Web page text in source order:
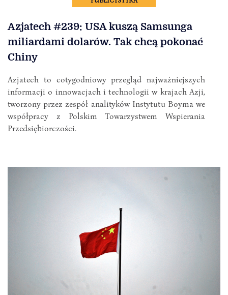
Azjatech #239: USA kuszą Samsunga
miliardami dolarów. Tak chcą pokonać
Chiny
Azjatech to cotygodniowy przegląd najważniejszych
informacji o innowacjach i technologii w krajach Azji,
tworzony przez zespół analityków Instytutu Boyma we
współpracy z Polskim Towarzystwem Wspierania
Przedsiębiorczości.